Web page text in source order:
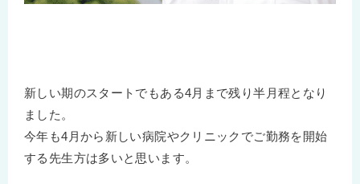
新しい期のスタートでもある4月まで残り半月程となり
ました。
今年も4月から新しい病院やクリニックでご勤務を開始
する先生方は多いと思います。